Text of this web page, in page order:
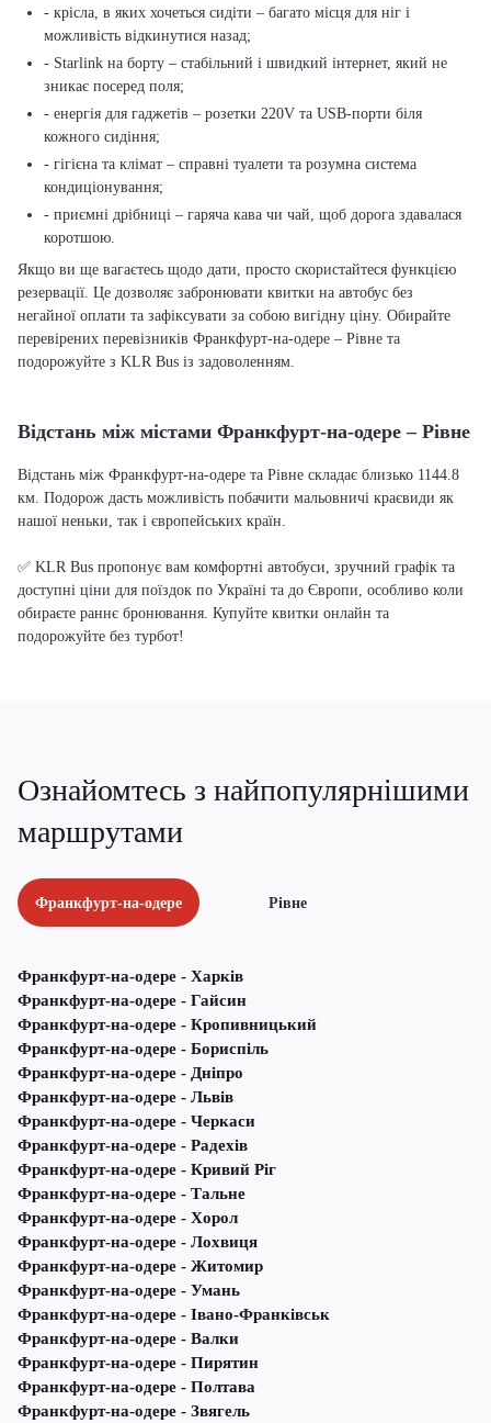
- крісла, в яких хочеться сидіти – багато місця для ніг і
можливість відкинутися назад;
- Starlink на борту – стабільний і швидкий інтернет, який не
зникає посеред поля;
- енергія для гаджетів – розетки 220V та USB-порти біля
кожного сидіння;
- гігієна та клімат – справні туалети та розумна система
кондиціонування;
- приємні дрібниці – гаряча кава чи чай, щоб дорога здавалася
коротшою.
Якщо ви ще вагаєтесь щодо дати, просто скористайтеся функцією
резервації. Це дозволяє забронювати квитки на автобус без
негайної оплати та зафіксувати за собою вигідну ціну. Обирайте
перевірених перевізників Франкфурт-на-одере – Рівне та
подорожуйте з KLR Bus із задоволенням.
Відстань між містами Франкфурт-на-одере – Рівне
Відстань між Франкфурт-на-одере та Рівне складає близько 1144.8
км. Подорож дасть можливість побачити мальовничі краєвиди як
нашої неньки, так і європейських країн.
✅ KLR Bus пропонує вам комфортні автобуси, зручний графік та
доступні ціни для поїздок по Україні та до Європи, особливо коли
обираєте раннє бронювання. Купуйте квитки онлайн та
подорожуйте без турбот!
Ознайомтесь з найпопулярнішими
маршрутами
Франкфурт-на-одере Рівне
Франкфурт-на-одере - Харків
Франкфурт-на-одере - Гайсин
Франкфурт-на-одере - Кропивницький
Франкфурт-на-одере - Бориспіль
Франкфурт-на-одере - Дніпро
Франкфурт-на-одере - Львів
Франкфурт-на-одере - Черкаси
Франкфурт-на-одере - Радехів
Франкфурт-на-одере - Кривий Ріг
Франкфурт-на-одере - Тальне
Франкфурт-на-одере - Хорол
Франкфурт-на-одере - Лохвиця
Франкфурт-на-одере - Житомир
Франкфурт-на-одере - Умань
Франкфурт-на-одере - Івано-Франківськ
Франкфурт-на-одере - Валки
Франкфурт-на-одере - Пирятин
Франкфурт-на-одере - Полтава
Франкфурт-на-одере - Звягель